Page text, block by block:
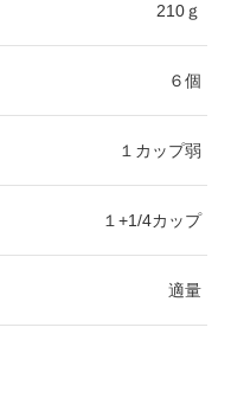
210ｇ
６個
１カップ弱
１+1/4カップ
適量